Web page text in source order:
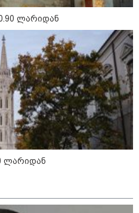
და ანასტასია
ბრალდება
- რამდენ წლიანი
ემუქრებათ
“სამგორის” მეტროში
გარდაცვალების
- ცნობილია ექსპერტიზის
ლარიდან
ლარიდან